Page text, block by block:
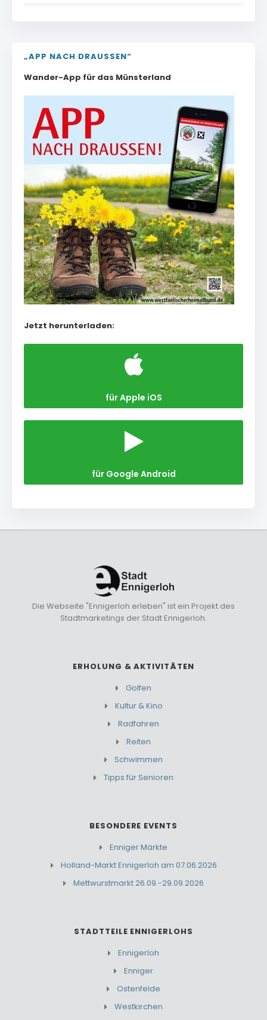
„APP NACH DRAUSSEN“
Wander-App für das Münsterland
Jetzt herunterladen:
für Apple iOS
für Google Android
Die Webseite "Ennigerloh erleben" ist ein Projekt des
Stadtmarketings der Stadt Ennigerloh.
ERHOLUNG & AKTIVITÄTEN
Golfen
Kultur & Kino
Radfahren
Reiten
Schwimmen
Tipps für Senioren
BESONDERE EVENTS
Enniger Märkte
Holland-Markt Ennigerloh am 07.06.2026
Mettwurstmarkt 26.09.-29.09.2026
STADTTEILE ENNIGERLOHS
Ennigerloh
Enniger
Ostenfelde
Westkirchen